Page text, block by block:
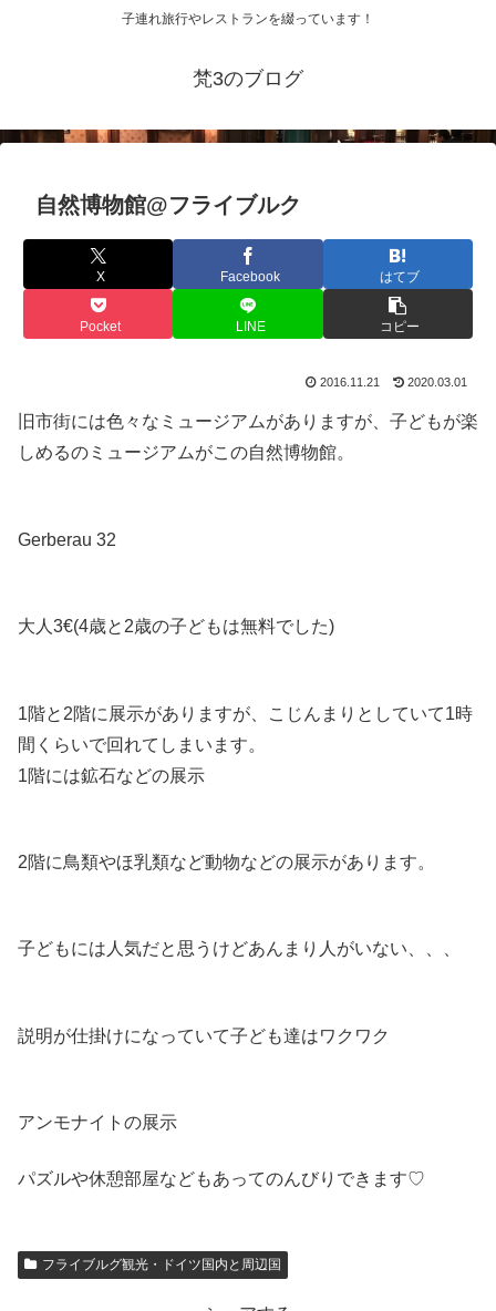
子連れ旅行やレストランを綴っています！
梵3のブログ
自然博物館@フライブルク
X Facebook はてブ
Pocket LINE コピー
2016.11.21 2020.03.01
旧市街には色々なミュージアムがありますが、子どもが楽
しめるのミュージアムがこの自然博物館。
Gerberau 32
大人3€(4歳と2歳の子どもは無料でした)
1階と2階に展示がありますが、こじんまりとしていて1時
間くらいで回れてしまいます。
1階には鉱石などの展示
2階に鳥類やほ乳類など動物などの展示があります。
子どもには人気だと思うけどあんまり人がいない、、、
説明が仕掛けになっていて子ども達はワクワク
アンモナイトの展示
パズルや休憩部屋などもあってのんびりできます♡
フライブルグ観光・ドイツ国内と周辺国